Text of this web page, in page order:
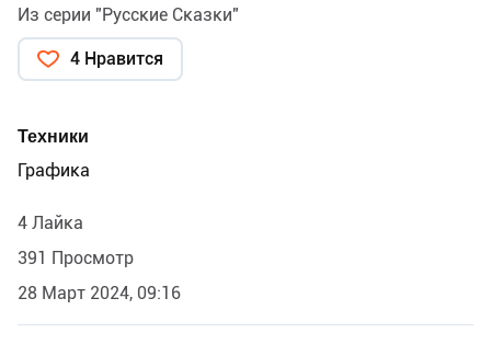
Из серии "Русские Сказки"
4 Нравится
Техники
Графика
4 Лайка
391 Просмотр
28 Март 2024, 09:16